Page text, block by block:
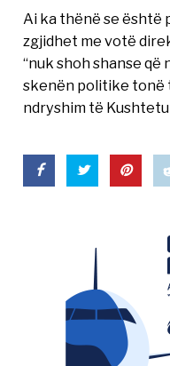
Ai ka thënë se është
zgjidhet me votë
“nuk shoh shanse
skenën politike tonë
ndryshim të